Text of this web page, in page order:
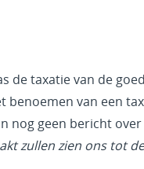
de taxatie van de
benoemen van een
nog geen bericht
zullen zien ons tot